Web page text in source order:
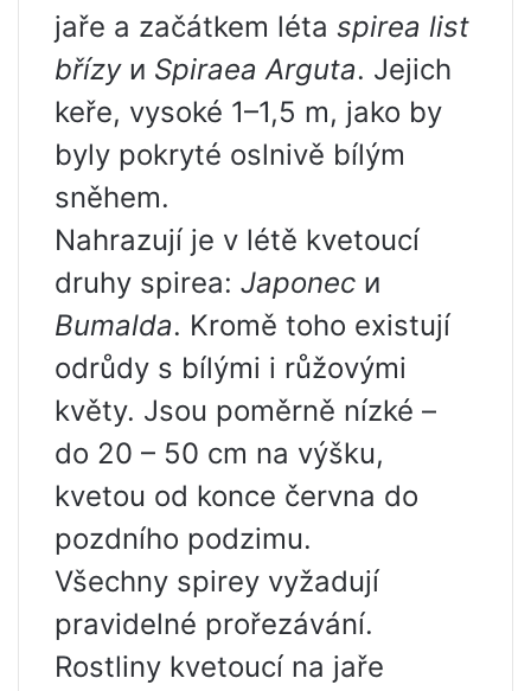
jaře a začátkem léta spirea list
břízyи Spiraea Arguta. Jejich
keře, vysoké 1–1,5 m, jako by
byly pokryté oslnivě bílým
sněhem.
Nahrazují je v létě kvetoucí
druhy spirea: Japonec и
Bumalda. Kromě toho existují
odrůdy s bílými i růžovými
květy. Jsou poměrně nízké –
do 20 – 50 cm na výšku,
kvetou od konce června do
pozdního podzimu.
Všechny spirey vyžadují
pravidelné prořezávání.
Rostliny kvetoucí na jaře